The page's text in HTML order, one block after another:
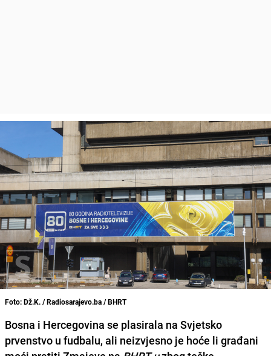
Foto: Dž.K. / Radiosarajevo.ba / BHRT
Bosna i Hercegovina se plasirala na Svjetsko
prvenstvo u fudbalu, ali neizvjesno je hoće li građani